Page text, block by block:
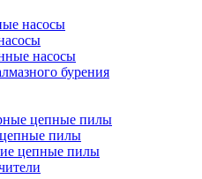
насосы
насосы
бурения
цепные пилы
пилы
цепные пилы